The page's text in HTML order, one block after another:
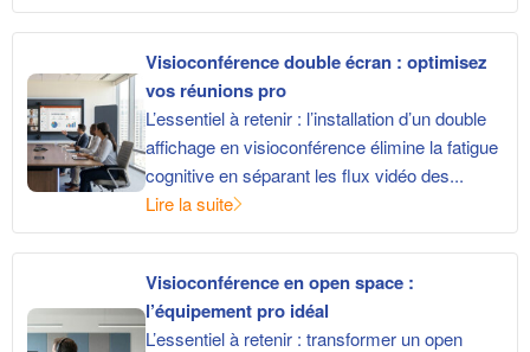
Visioconférence double écran : optimisez
vos réunions pro
L’essentiel à retenir : l’installation d’un double
affichage en visioconférence élimine la fatigue
cognitive en séparant les flux vidéo des...
Lire la suite
Visioconférence en open space :
l’équipement pro idéal
L’essentiel à retenir : transformer un open